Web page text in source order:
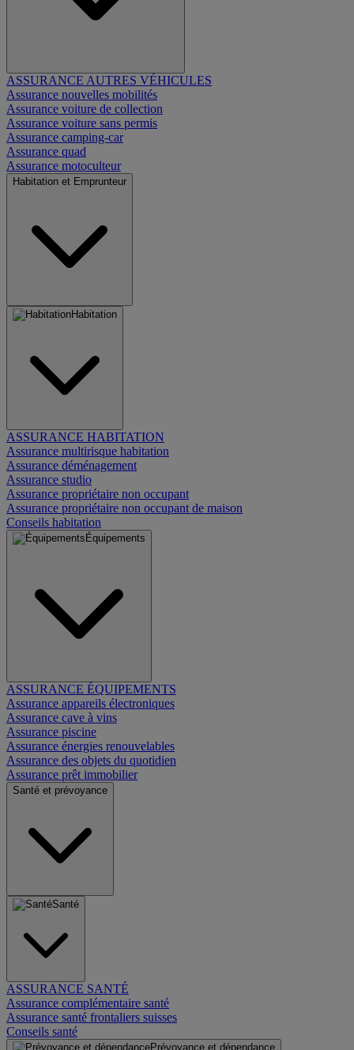
ASSURANCE AUTRES VÉHICULES
Assurance nouvelles mobilités
Assurance voiture de collection
Assurance voiture sans permis
Assurance camping-car
Assurance quad
Assurance motoculteur
Habitation et Emprunteur
Habitation
ASSURANCE HABITATION
Assurance multirisque habitation
Assurance déménagement
Assurance studio
Assurance propriétaire non occupant
Assurance propriétaire non occupant de maison
Conseils habitation
Équipements
ASSURANCE ÉQUIPEMENTS
Assurance appareils électroniques
Assurance cave à vins
Assurance piscine
Assurance énergies renouvelables
Assurance des objets du quotidien
Assurance prêt immobilier
Santé et prévoyance
Santé
ASSURANCE SANTÉ
Assurance complémentaire santé
Assurance santé frontaliers suisses
Conseils santé
Prévoyance et dépendance